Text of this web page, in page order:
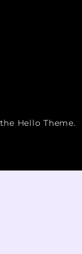
Hello Theme.